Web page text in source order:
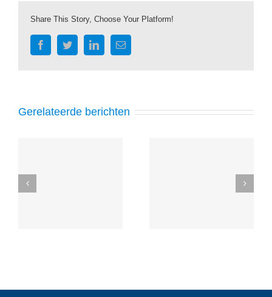
Share This Story, Choose Your Platform!
FacebookTwitterLinkedIn
E-
mail
Gerelateerde berichten